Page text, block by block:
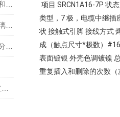
项目 SRCN1A16-7P 状
类型，7 极，电缆中继插
状 接触式引脚 接线方式
成（触点尺寸*极数）
表面镀银 外壳色调镀镍
重复插入和删除的次数